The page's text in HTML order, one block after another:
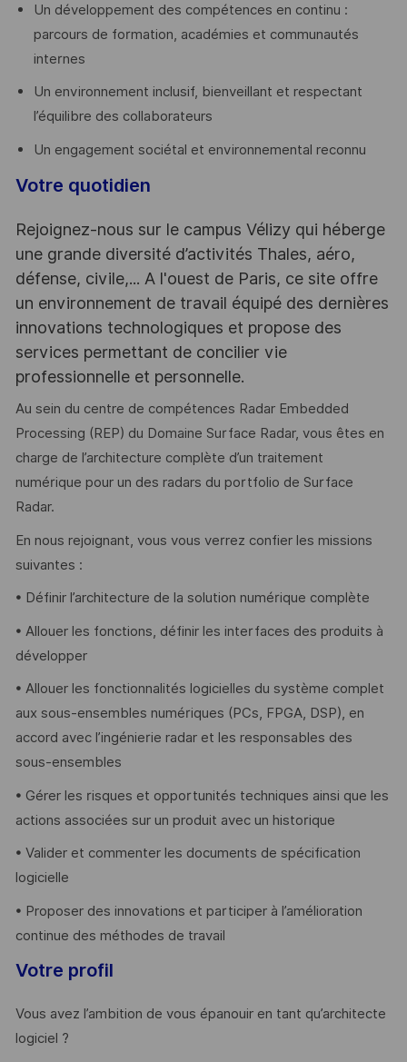
Un développement des compétences en continu :
parcours de formation, académies et communautés
internes
Un environnement inclusif, bienveillant et respectant
l’équilibre des collaborateurs
Un engagement sociétal et environnemental reconnu
Votre quotidien
Rejoignez-nous sur le campus Vélizy qui héberge
une grande diversité d’activités Thales, aéro,
défense, civile,... A l'ouest de Paris, ce site offre
un environnement de travail équipé des dernières
innovations technologiques et propose des
services permettant de concilier vie
professionnelle et personnelle.
Au sein du centre de compétences Radar Embedded
Processing (REP) du Domaine Surface Radar, vous êtes en
charge de l’architecture complète d’un traitement
numérique pour un des radars du portfolio de Surface
Radar.
En nous rejoignant, vous vous verrez confier les missions
suivantes :
• Définir l’architecture de la solution numérique complète
• Allouer les fonctions, définir les interfaces des produits à
développer
• Allouer les fonctionnalités logicielles du système complet
aux sous-ensembles numériques (PCs, FPGA, DSP), en
accord avec l’ingénierie radar et les responsables des
sous-ensembles
• Gérer les risques et opportunités techniques ainsi que les
actions associées sur un produit avec un historique
• Valider et commenter les documents de spécification
logicielle
• Proposer des innovations et participer à l’amélioration
continue des méthodes de travail
Votre profil
Vous avez l’ambition de vous épanouir en tant qu’architecte
logiciel ?